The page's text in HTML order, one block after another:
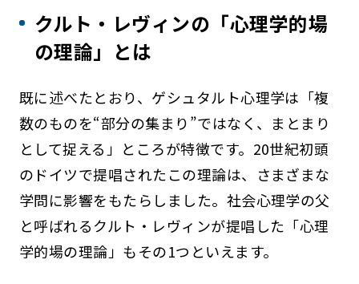
クルト・レヴィンの「心理学的場
の理論」とは
既に述べたとおり、ゲシュタルト心理学は「複
数のものを“部分の集まり”ではなく、まとまり
として捉える」ところが特徴です。20世紀初頭
のドイツで提唱されたこの理論は、さまざまな
学問に影響をもたらしました。社会心理学の父
と呼ばれるクルト・レヴィンが提唱した「心理
学的場の理論」もその1つといえます。